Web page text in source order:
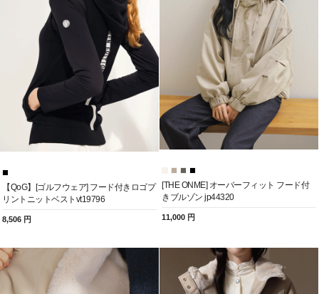
【QoG】[ゴルフウェア] フード付きロゴプ
リントニットベストvt19796
8,506 円
[THE ONME] オーバーフィット フード付
きブルゾン jp44320
11,000 円